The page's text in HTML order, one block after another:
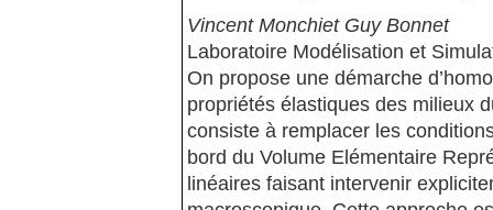
Vincent Monchiet Guy Bonnet
Laboratoire Modélisation et
On propose une démarche
propriétés élastiques des milieux
consiste à remplacer les
bord du Volume Elémentaire
linéaires faisant intervenir